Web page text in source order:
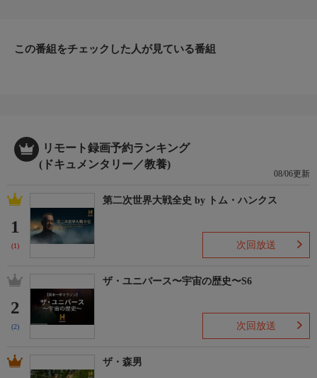
があった。長津湖で身動きが取れなくなった時、彼らはどう戦っ
この番組をチェックした人が見ている番組
リモート録画予約ランキング
(ドキュメンタリー／教養)
08/06更新
1
(1)
第二次世界大戦全史 by トム・ハンクス
次回放送
2
(2)
ザ・ユニバース〜宇宙の歴史〜S6
次回放送
ザ・森男